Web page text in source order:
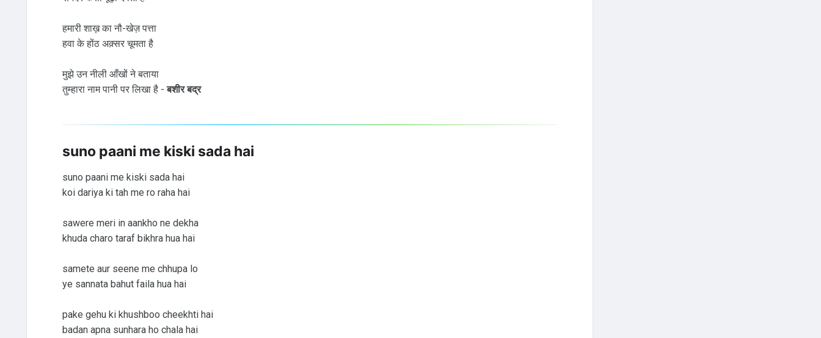
हमारी शाख़ का नौ-खेज़ पत्ता
हवा के होंठ अक़्सर चूमता है
मुझे उन नीली आँखों ने बताया
तुम्हारा नाम पानी पर लिखा है -बशीर बद्र
suno paani me kiski sada hai
suno paani me kiski sada hai
koi dariya ki tah me ro raha hai
sawere meri in aankho ne dekha
khuda charo taraf bikhra hua hai
samete aur seene me chhupa lo
ye sannata bahut faila hua hai
pake gehu ki khushboo cheekhti hai
badan apna sunhara ho chala hai